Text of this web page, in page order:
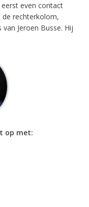
even contact
rechterkolom,
Jeroen Busse. Hij
op met: